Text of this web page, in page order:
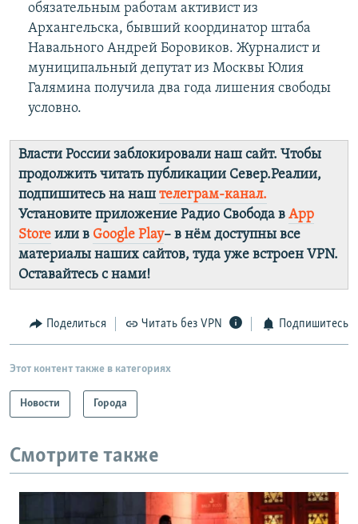
обязательным работам активист из
Архангельска, бывший координатор штаба
Навального Андрей Боровиков. Журналист и
муниципальный депутат из Москвы Юлия
Галямина получила два года лишения свободы
условно.
Власти России заблокировали наш сайт. Чтобы
продолжить читать публикации Север.Реалии,
подпишитесь на наш телеграм-канал.
Установите приложение Радио Свобода в App
Store или в Google Play– в нём доступны все
материалы наших сайтов, туда уже встроен VPN.
Оставайтесь с нами!
Поделиться Читать без VPN Подпишитесь
Этот контент также в категориях
Новости Города
Смотрите также